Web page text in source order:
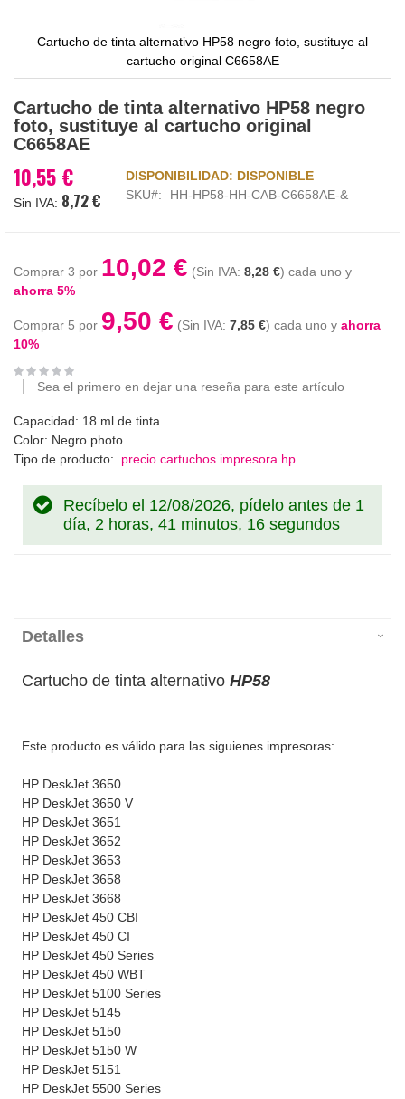
Cartucho de tinta alternativo HP58 negro foto, sustituye al
cartucho original C6658AE
al
comienzo
de
galería
de
Cartucho de tinta alternativo HP58 negro
foto, sustituye al cartucho original
C6658AE
10,55 €
8,72 €
DISPONIBILIDAD: DISPONIBLE
SKU
HH-HP58-HH-CAB-C6658AE-&
Comprar 3 por 10,02 € 8,28 € cada uno y
ahorra 5%
Comprar 5 por 9,50 € 7,85 € cada uno y ahorra
10%
Sea el primero en dejar una reseña para este artículo
Capacidad: 18 ml de tinta.
Color: Negro photo
Tipo de producto: precio cartuchos impresora hp
Recíbelo el 12/08/2026, pídelo antes de 1
día, 2 horas, 41 minutos, 16 segundos
Detalles
Cartucho de tinta alternativo HP58
Este producto es válido para las siguienes impresoras:
HP DeskJet 3650
HP DeskJet 3650 V
HP DeskJet 3651
HP DeskJet 3652
HP DeskJet 3653
HP DeskJet 3658
HP DeskJet 3668
HP DeskJet 450 CBI
HP DeskJet 450 CI
HP DeskJet 450 Series
HP DeskJet 450 WBT
HP DeskJet 5100 Series
HP DeskJet 5145
HP DeskJet 5150
HP DeskJet 5150 W
HP DeskJet 5151
HP DeskJet 5500 Series